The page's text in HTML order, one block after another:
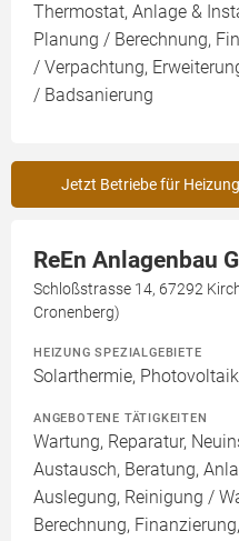
Thermostat, Anlage &
Planung / Berechnung,
/ Verpachtung,
/ Badsanierung
Jetzt Betriebe für
ReEn Anlagenbau
Schloßstrasse 14, 67292
Cronenberg)
HEIZUNG SPEZIALGEBIETE
Solarthermie,
ANGEBOTENE TÄTIGKEITEN
Wartung, Reparatur,
Austausch, Beratung,
Auslegung, Reinigung /
Berechnung,